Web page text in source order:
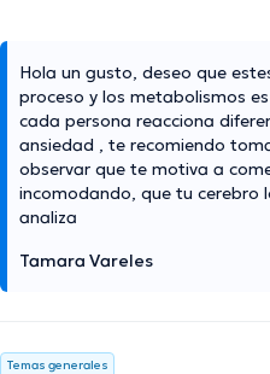
Hola un gusto, deseo que
proceso y los metabolismos
cada persona reacciona
ansiedad , te recomiendo
observar que te motiva a
incomodando, que tu cerebro
analiza
Tamara Vareles
Temas generales